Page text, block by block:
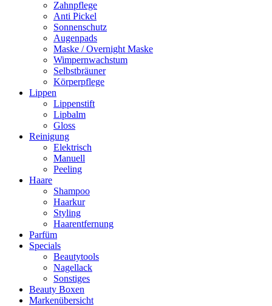
Zahnpflege
Anti Pickel
Sonnenschutz
Augenpads
Maske / Overnight Maske
Wimpernwachstum
Selbstbräuner
Körperpflege
Lippen
Lippenstift
Lipbalm
Gloss
Reinigung
Elektrisch
Manuell
Peeling
Haare
Shampoo
Haarkur
Styling
Haarentfernung
Parfüm
Specials
Beautytools
Nagellack
Sonstiges
Beauty Boxen
Markenübersicht